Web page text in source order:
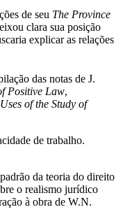
de seu The Province
clara sua posição
explicar as relações
das notas de J.
Positive Law,
of the Study of
de trabalho.
da teoria do direito
o realismo jurídico
à obra de W.N.